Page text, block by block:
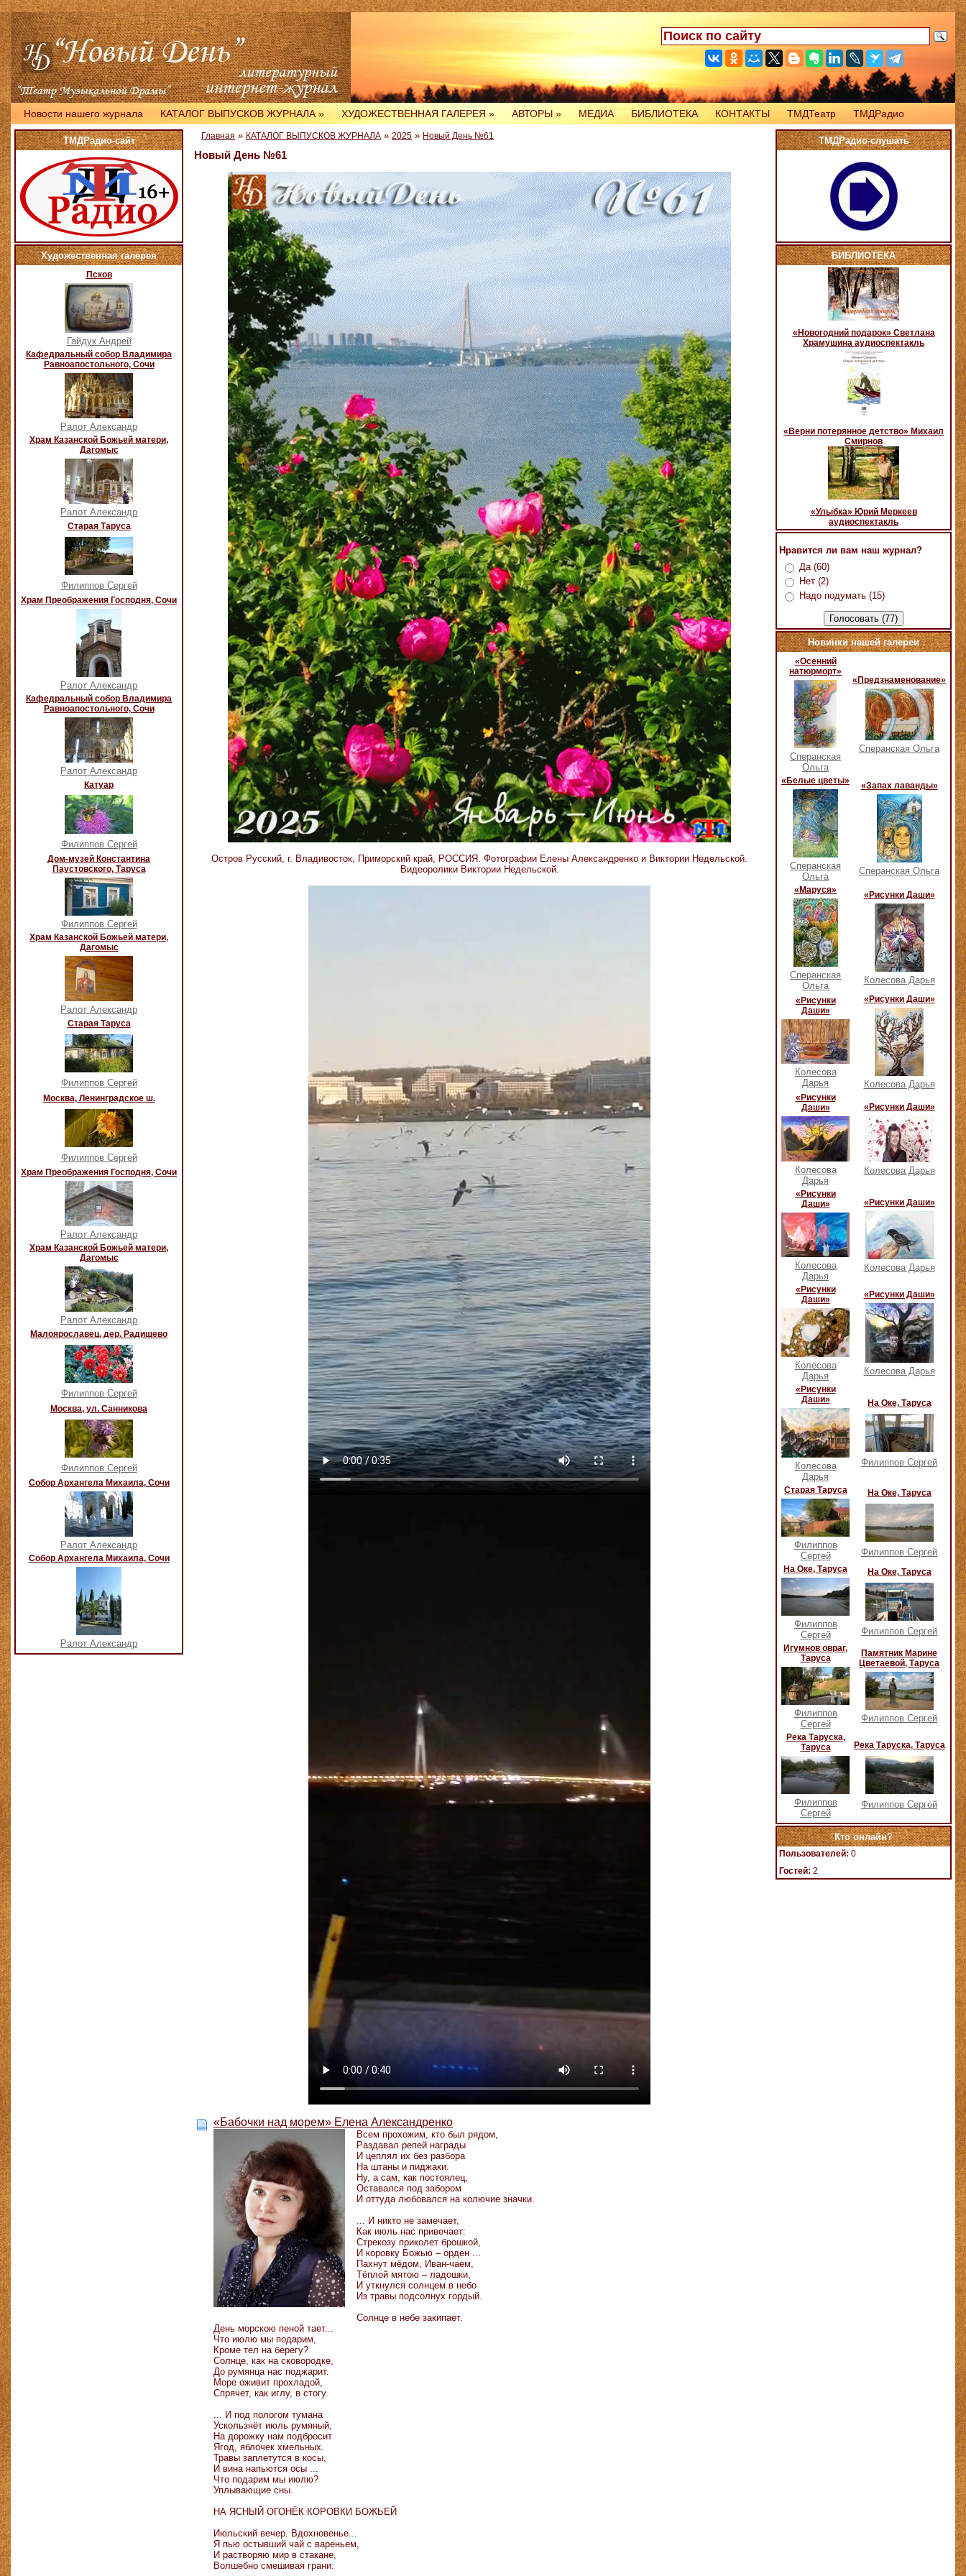
Новости нашего журнала КАТАЛОГ ВЫПУСКОВ ЖУРНАЛА » ХУДОЖЕСТВЕННАЯ ГАЛЕРЕЯ » АВТОРЫ» МЕДИА БИБЛИОТЕКА КОНТАКТЫ ТМДТеатр ТМДРадио
ТМДРадио-сайт
Художественная галерея
Псков
Гайдук Андрей
Кафедральный собор Владимира
Равноапостольного, Сочи
Ралот Александр
Храм Казанской Божьей матери,
Дагомыс
Ралот Александр
Старая Таруса
Филиппов Сергей
Храм Преображения Господня, Сочи
Ралот Александр
Кафедральный собор Владимира
Равноапостольного, Сочи
Ралот Александр
Катуар
Филиппов Сергей
Дом-музей Константина
Паустовского, Таруса
Филиппов Сергей
Храм Казанской Божьей матери,
Дагомыс
Ралот Александр
Старая Таруса
Филиппов Сергей
Москва, Ленинградское ш.
Филиппов Сергей
Храм Преображения Господня, Сочи
Ралот Александр
Храм Казанской Божьей матери,
Дагомыс
Ралот Александр
Малоярославец, дер. Радищево
Филиппов Сергей
Москва, ул. Санникова
Филиппов Сергей
Собор Архангела Михаила, Сочи
Ралот Александр
Собор Архангела Михаила, Сочи
Ралот Александр
Главная » КАТАЛОГ ВЫПУСКОВ ЖУРНАЛА » 2025 » Новый День №61
Новый День №61
Остров Русский, г. Владивосток, Приморский край, РОССИЯ. Фотографии Елены Александренко и Виктории Недельской.
Видеоролики Виктории Недельской.
«Бабочки над морем» Елена Александренко
Всем прохожим, кто был рядом,
Раздавал репей награды
И цеплял их без разбора
На штаны и пиджаки.
Ну, а сам, как постоялец,
Оставался под забором
И оттуда любовался на колючие значки.
... И никто не замечает,
Как июль нас привечает:
Стрекозу приколет брошкой,
И коровку Божью – орден ...
Пахнут мёдом, Иван-чаем,
Тёплой мятою – ладошки,
И уткнулся солнцем в небо
Из травы подсолнух гордый.
Солнце в небе закипает.
День морскою пеной тает...
Что июлю мы подарим,
Кроме тел на берегу?
Солнце, как на сковородке,
До румянца нас поджарит.
Море оживит прохладой,
Спрячет, как иглу, в стогу.
... И под пологом тумана
Ускользнёт июль румяный,
На дорожку нам подбросит
Ягод, яблочек хмельных.
Травы заплетутся в косы,
И вина напьются осы ...
Что подарим мы июлю?
Уплывающие сны.
НА ЯСНЫЙ ОГОНЁК КОРОВКИ БОЖЬЕЙ
Июльский вечер. Вдохновенье...
Я пью остывший чай с вареньем,
И растворяю мир в стакане,
Волшебно смешивая грани:
ТМДРадио-слушать
БИБЛИОТЕКА
«Новогодний подарок» Светлана
Храмушина аудиоспектакль
«Верни потерянное детство» Михаил
Смирнов
«Улыбка» Юрий Меркеев
аудиоспектакль
Нравится ли вам наш журнал?
Да (60)
Нет (2)
Надо подумать (15)
Новинки нашей галереи
«Осенний
натюрморт»
Сперанская
Ольга
«Предзнаменование»
Сперанская Ольга
«Белые цветы»
Сперанская
Ольга
«Запах лаванды»
Сперанская Ольга
«Маруся»
Сперанская
Ольга
«Рисунки Даши»
Колесова Дарья
«Рисунки
Даши»
Колесова
Дарья
«Рисунки Даши»
Колесова Дарья
«Рисунки
Даши»
Колесова
Дарья
«Рисунки Даши»
Колесова Дарья
«Рисунки
Даши»
Колесова
Дарья
«Рисунки Даши»
Колесова Дарья
«Рисунки
Даши»
Колесова
Дарья
«Рисунки Даши»
Колесова Дарья
«Рисунки
Даши»
Колесова
Дарья
На Оке, Таруса
Филиппов Сергей
Старая Таруса
Филиппов
Сергей
На Оке, Таруса
Филиппов Сергей
На Оке, Таруса
Филиппов
Сергей
На Оке, Таруса
Филиппов Сергей
Игумнов овраг,
Таруса
Филиппов
Сергей
Памятник Марине
Цветаевой, Таруса
Филиппов Сергей
Река Таруска,
Таруса
Филиппов
Сергей
Река Таруска, Таруса
Филиппов Сергей
Кто онлайн?
Пользователей: 0
Гостей: 2